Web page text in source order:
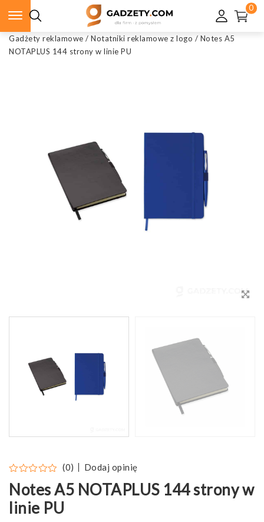
0
Gadżety reklamowe / Notatniki reklamowe z logo / Notes A5
NOTAPLUS 144 strony w linie PU
(0) Dodaj opinię
Notes A5 NOTAPLUS 144 strony w
linie PU